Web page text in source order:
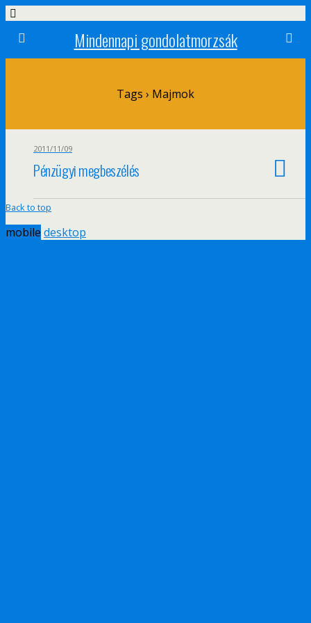
Mindennapi gondolatmorzsák
Tags › Majmok
2011/11/09
Pénzügyi megbeszélés
Back to top
mobile desktop